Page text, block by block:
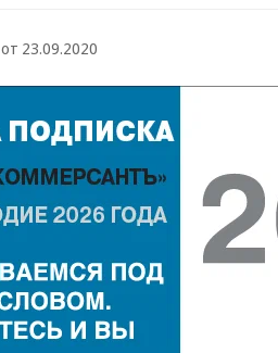
от 23.09.2020